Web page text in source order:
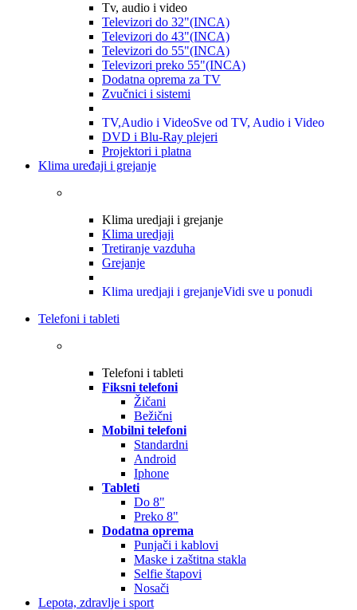
Tv, audio i video
Televizori do 32"(INCA)
Televizori do 43"(INCA)
Televizori do 55"(INCA)
Televizori preko 55"(INCA)
Dodatna oprema za TV
Zvučnici i sistemi
TV,Audio i VideoSve od TV, Audio i Video
DVD i Blu-Ray plejeri
Projektori i platna
Klima uređaji i grejanje
Klima uredjaji i grejanje
Klima uredjaji
Tretiranje vazduha
Grejanje
Klima uredjaji i grejanjeVidi sve u ponudi
Telefoni i tableti
Telefoni i tableti
Fiksni telefoni
Žičani
Bežični
Mobilni telefoni
Standardni
Android
Iphone
Tableti
Do 8"
Preko 8"
Dodatna oprema
Punjači i kablovi
Maske i zaštitna stakla
Selfie štapovi
Nosači
Lepota, zdravlje i sport